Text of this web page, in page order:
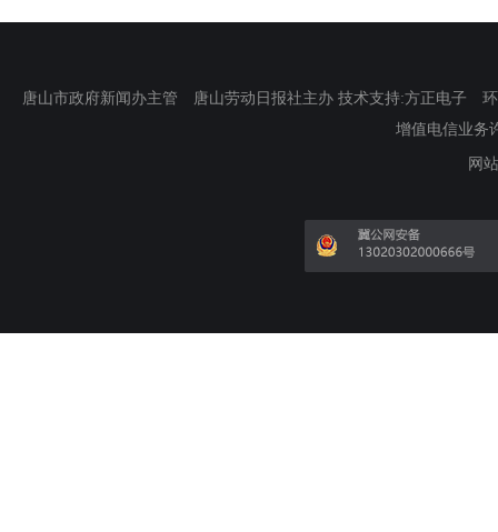
唐山市政府新闻办主管 唐山劳动日报社主办 技术支持:方正电子
增值电信业务
网